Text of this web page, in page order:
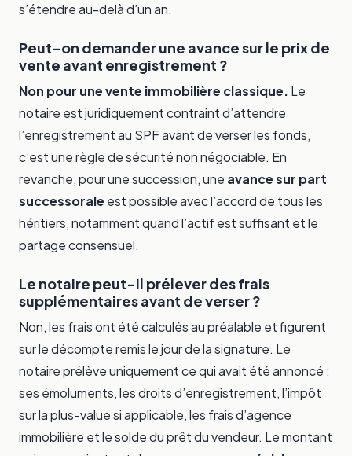
s’étendre au-delà d’un an.
Peut-on demander une avance sur le prix de
vente avant enregistrement ?
Non pour une vente immobilière classique. Le
notaire est juridiquement contraint d’attendre
l’enregistrement au SPF avant de verser les fonds,
c’est une règle de sécurité non négociable. En
revanche, pour une succession, une avance sur part
successorale est possible avec l’accord de tous les
héritiers, notamment quand l’actif est suffisant et le
partage consensuel.
Le notaire peut-il prélever des frais
supplémentaires avant de verser ?
Non, les frais ont été calculés au préalable et figurent
sur le décompte remis le jour de la signature. Le
notaire prélève uniquement ce qui avait été annoncé :
ses émoluments, les droits d’enregistrement, l’impôt
sur la plus-value si applicable, les frais d’agence
immobilière et le solde du prêt du vendeur. Le montant